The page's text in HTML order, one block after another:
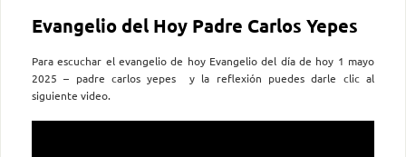
Evangelio del Hoy Padre Carlos Yepes
Para escuchar el evangelio de hoy Evangelio del día de hoy 1 mayo
2025 – padre carlos yepes y la reflexión puedes darle clic al
siguiente video.